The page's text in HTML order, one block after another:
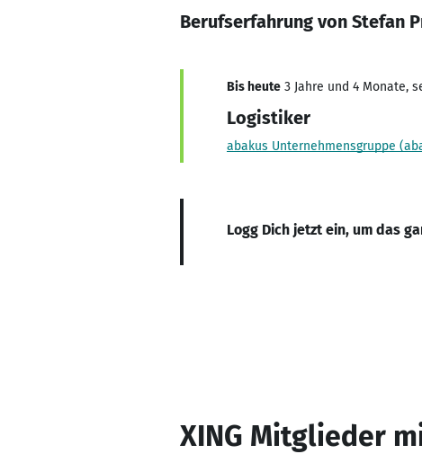
Berufserfahrung von Stefan
Bis heute 3 Jahre und 4 Monate,
Logistiker
abakus Unternehmensgruppe
Logg Dich jetzt ein, um das
XING Mitglieder